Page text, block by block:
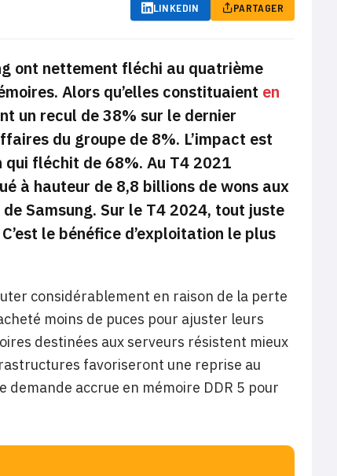
LINKEDIN PARTAGER
ont nettement fléchi au quatrième
Alors qu’elles constituaient en
un recul de 38% sur le dernier
du groupe de 8%. L’impact est
fléchit de 68%. Au T4 2021
à hauteur de 8,8 billions de wons aux
Samsung. Sur le T4 2024, tout juste
le bénéfice d’exploitation le plus
considérablement en raison de la perte
moins de puces pour ajuster leurs
destinées aux serveurs résistent mieux
favoriseront une reprise au
accrue en mémoire DDR 5 pour